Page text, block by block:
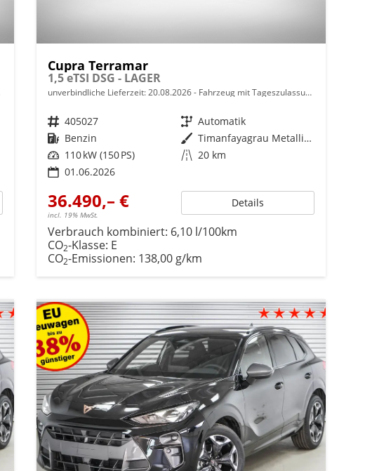
Cupra Terramar
1,5 eTSI DSG - LAGER
unverbindliche Lieferzeit:20.08.2026 Fahrzeug mit Tageszulassung
Fahrzeugnr. 405027 Getriebe Automatik
Kraftstoff Benzin Außenfarbe
Timanfayagrau Metallic (N7)
Leistung 110 kW (150 PS) Kilometerstand 20 km
01.06.2026
36.490,– €
incl. 19% MwSt.
Details
Verbrauch kombiniert: 6,10 l/100km
CO2-Klasse: E
CO2-Emissionen: 138,00 g/km